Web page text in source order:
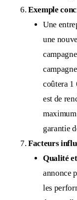
Exemple
Une
une
coûtera 1
est de
maximum
garantie
Facteurs
Qualité
annonce
les